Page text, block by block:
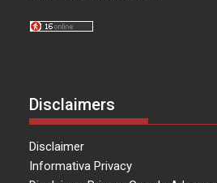
Disclaimers
Disclaimer
Informativa Privacy